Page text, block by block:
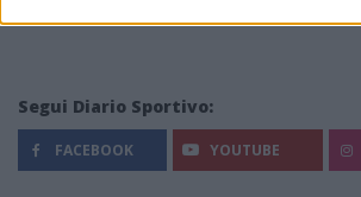
Segui Diario Sportivo:
FACEBOOK YOUTUBE